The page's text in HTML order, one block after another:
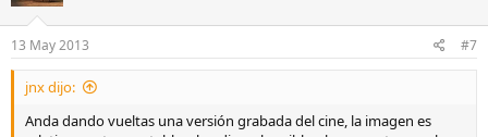
13 May 2013 #7
jnx dijo:
Anda dando vueltas una versión grabada del cine, la imagen es